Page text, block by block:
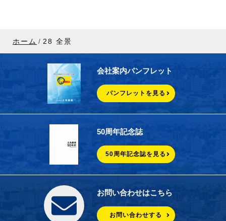
ホーム 28 全景
会社案内パンフレット
パンフレットを見る
50周年記念誌
50周年記念誌を見る
お問い合わせはこちら
お問い合わせする